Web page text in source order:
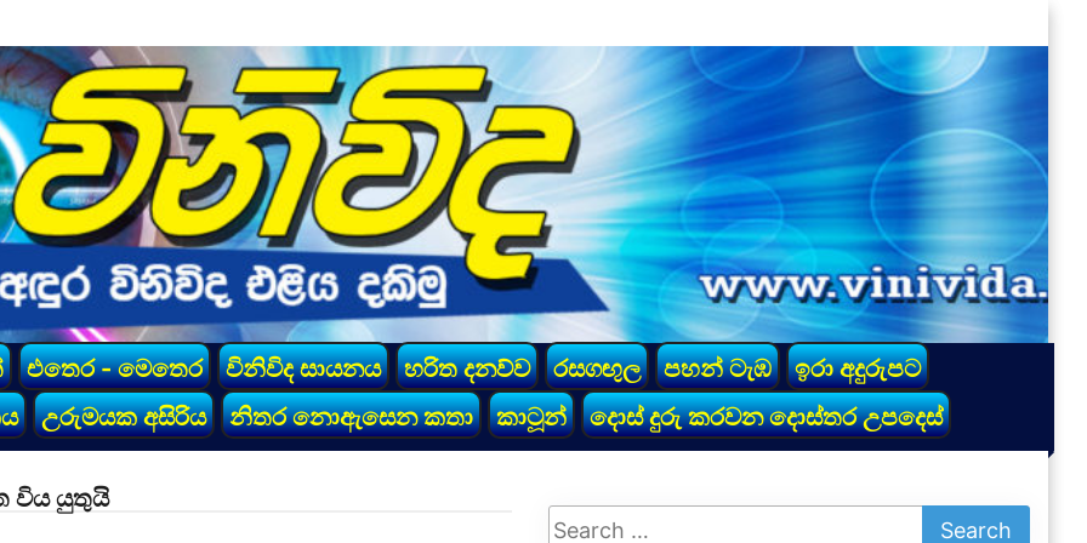
එතෙර - මෙතෙර විනිවිද සායනය හරිත දනව්ව රසගඟුල පහන් ටැඹ
ඉරා අදුරුපට
උරුමයක අසිරිය නිතර නොඇසෙන කතා කාටූන් දොස් දුරු කරවන දොස්තර උපදෙස්
විය යුතුයි